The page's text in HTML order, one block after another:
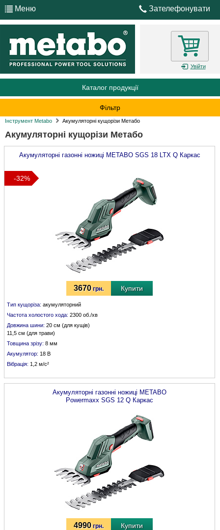
Меню Зателефонувати
Увійти
Каталог продукції
Фільтр
Інструмент Metabo Акумуляторні кущорізи Метабо
Акумуляторні кущорізи Метабо
Акумуляторні газонні ножиці METABO SGS 18 LTX Q Каркас
-32%
3670грн. Купити
Тип кущоріза: акумуляторний
Частота холостого хода: 2300 об./хв
Довжина шини: 20 см (для кущів)
11,5 см (для трави)
Товщина зрізу: 8 мм
Акумулятор: 18 В
Вібрація: 1,2 м/с²
Акумуляторні газонні ножиці METABO
Powermaxx SGS 12 Q Каркас
4990грн. Купити